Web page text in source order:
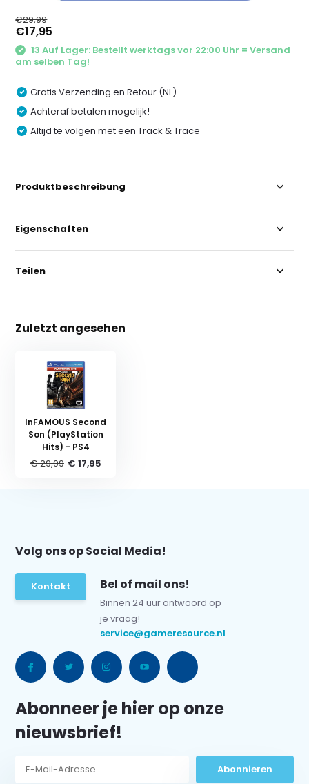
€29,99
€17,95
13 Auf Lager: Bestellt werktags vor 22:00 Uhr = Versand
am selben Tag!
Gratis Verzending en Retour (NL)
Achteraf betalen mogelijk!
Altijd te volgen met een Track & Trace
Produktbeschreibung
Eigenschaften
Teilen
Zuletzt angesehen
InFAMOUS Second
Son (PlayStation
Hits) - PS4
€ 29,99 € 17,95
Volg ons op Social Media!
Kontakt Bel of mail ons!
Binnen 24 uur antwoord op
je vraag!
service@gameresource.nl
Abonneer je hier op onze
nieuwsbrief!
Abonnieren